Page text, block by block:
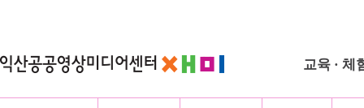
교육 · 체